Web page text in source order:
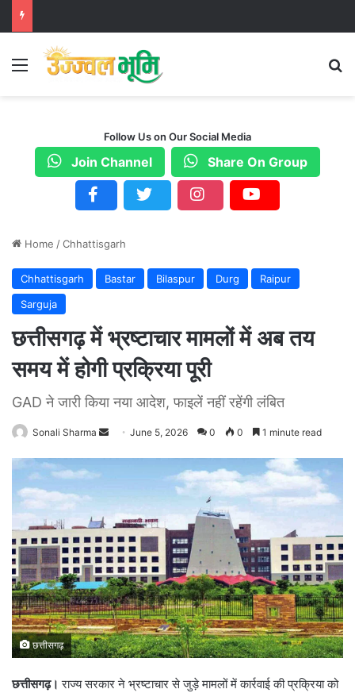
Menu
Follow Us on Our Social Media
Join Channel Share On Group
Home /Chhattisgarh
Chhattisgarh Bastar Bilaspur Durg
Raipur
Sarguja
छत्तीसगढ़ में भ्रष्टाचार मामलों में अब तय
समय में होगी प्रक्रिया पूरी
GAD ने जारी किया नया आदेश, फाइलें नहीं रहेंगी लंबित
Sonali Sharma
n
e
m
a
i
l
June 5, 2026 0 0 1 minute read
छत्तीसगढ़
छत्तीसगढ़। राज्य सरकार ने भ्रष्टाचार से जुड़े मामलों में कार्रवाई की प्रक्रिया को